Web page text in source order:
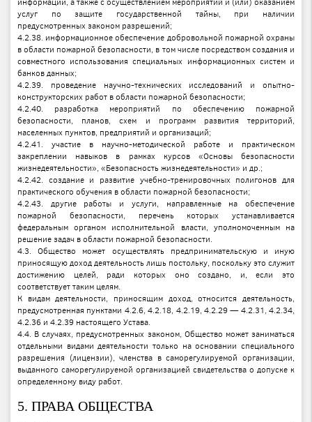
услуг по защите государственной тайны, при наличии
предусмотренных законом разрешений;
4.2.38. информационное обеспечение добровольной пожарной охраны
в области пожарной безопасности, в том числе посредством создания и
совместного использования специальных информационных систем и
банков данных;
4.2.39. проведение научно-технических исследований и опытно-
конструкторских работ в области пожарной безопасности;
4.2.40. разработка мероприятий по обеспечению пожарной
безопасности, планов, схем и программ развития территорий,
населенных пунктов, предприятий и организаций;
4.2.41. участие в научно-методической работе и практическом
закреплении навыков в рамках курсов «Основы безопасности
жизнедеятельности», «Безопасность жизнедеятельности» и др.;
4.2.42. создание и развитие учебно-тренировочных полигонов для
практического обучения в области пожарной безопасности;
4.2.43. другие работы и услуги, направленные на обеспечение
пожарной безопасности, перечень которых устанавливается
федеральным органом исполнительной власти, уполномоченным на
решение задач в области пожарной безопасности.
4.3. Общество может осуществлять предпринимательскую и иную
приносящую доход деятельность лишь постольку, поскольку это служит
достижению целей, ради которых оно создано, и, если это
соответствует таким целям.
К видам деятельности, приносящим доход, относится деятельность,
предусмотренная пунктами 4.2.6, 4.2.18, 4.2.19, 4.2.29 — 4.2.31, 4.2.34,
4.2.36 и 4.2.39 настоящего Устава.
4.4. В случаях, предусмотренных законом, Общество может заниматься
отдельными видами деятельности только на основании специального
разрешения (лицензии), членства в саморегулируемой организации,
выданного саморегулируемой организацией свидетельства о допуске к
определенному виду работ.
5. ПРАВА ОБЩЕСТВА